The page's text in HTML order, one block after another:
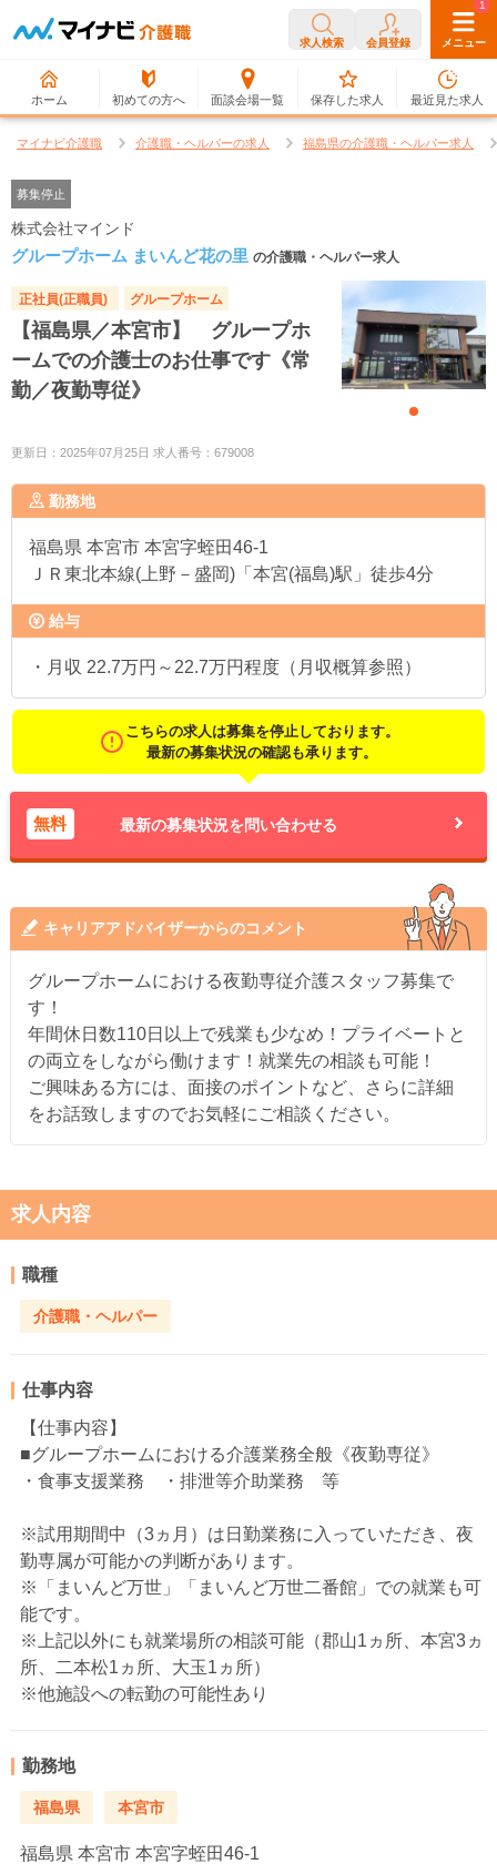
求人検索 会員登録 メニュー
ホーム 初めての方へ 面談会場一覧
0
保存した求人
1
最近見た求人
マイナビ介護職 介護職・ヘルパーの求人 福島県の介護職・ヘルパー求人
募集停止
株式会社マインド
グループホーム まいんど花の里 の介護職・ヘルパー求人
正社員(正職員) グループホーム
【福島県／本宮市】 グループホ
ームでの介護士のお仕事です《常
勤／夜勤専従》
更新日：2025年07月25日 求人番号：679008
勤務地
福島県 本宮市 本宮字蛭田46-1
ＪＲ東北本線(上野－盛岡)「本宮(福島)駅」徒歩4分
給与
・月収 22.7万円～22.7万円程度（月収概算参照）
こちらの求人は募集を停止しております。
最新の募集状況の確認も承ります。
無料 最新の募集状況を問い合わせる
キャリアアドバイザーからのコメント
グループホームにおける夜勤専従介護スタッフ募集で
す！
年間休日数110日以上で残業も少なめ！プライベートと
の両立をしながら働けます！就業先の相談も可能！
ご興味ある方には、面接のポイントなど、さらに詳細
をお話致しますのでお気軽にご相談ください。
求人内容
職種
介護職・ヘルパー
仕事内容
【仕事内容】
■グループホームにおける介護業務全般《夜勤専従》
・食事支援業務 ・排泄等介助業務 等
※試用期間中（3ヵ月）は日勤業務に入っていただき、夜
勤専属が可能かの判断があります。
※「まいんど万世」「まいんど万世二番館」での就業も可
能です。
※上記以外にも就業場所の相談可能（郡山1ヵ所、本宮3ヵ
所、二本松1ヵ所、大玉1ヵ所）
※他施設への転勤の可能性あり
勤務地
福島県 本宮市
福島県 本宮市 本宮字蛭田46-1